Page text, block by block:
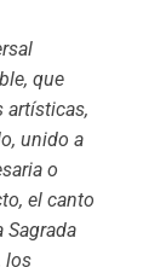
que
artísticas,
unido a
o
el canto
Sagrada
los